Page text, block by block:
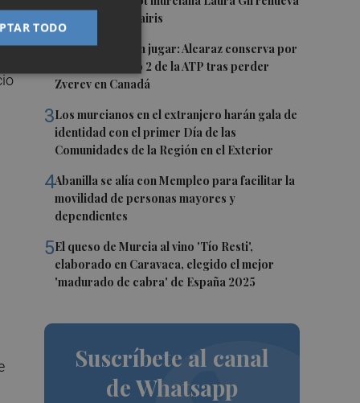
con el Hozono Jairis
2Buena noticia sin jugar: Alcaraz conserva por
ahora el número 2 de la ATP tras perder
Zverev en Canadá
3Los murcianos en el extranjero harán gala de
identidad con el primer Día de las
Comunidades de la Región en el Exterior
4Abanilla se alía con Mempleo para facilitar la
movilidad de personas mayores y
dependientes
5El queso de Murcia al vino 'Tío Resti',
elaborado en Caravaca, elegido el mejor
'madurado de cabra' de España 2025
Suscríbete al canal
de Whatsapp
TODO